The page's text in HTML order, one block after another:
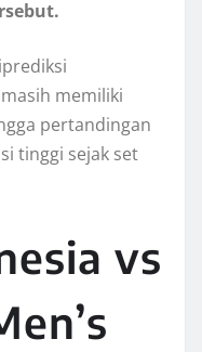
memiliki
pertandingan
tinggi sejak set
vs